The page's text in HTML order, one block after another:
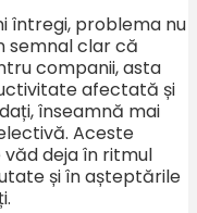
întregi, problema nu
semnal clar că
companii, asta
afectată și
înseamnă mai
Aceste
văd deja în ritmul
și în așteptările